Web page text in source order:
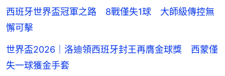
西班牙世界盃冠軍之路 8戰僅失1球 大師級傳控無
懈可擊
世界盃2026｜洛迪領西班牙封王再膺金球獎 西蒙僅
失一球獲金手套